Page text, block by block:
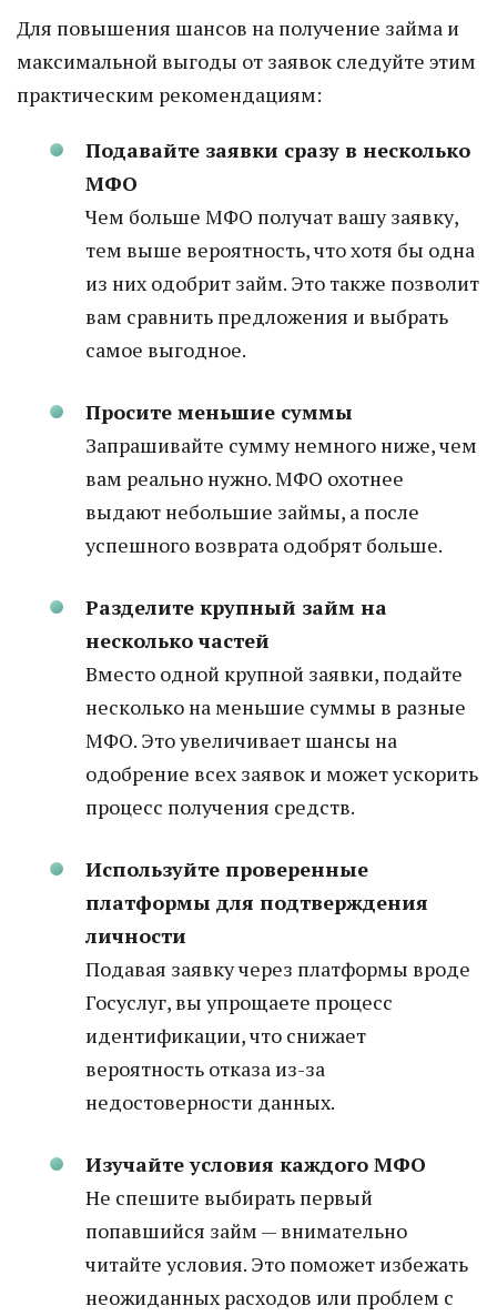
Для повышения шансов на получение займа и
максимальной выгоды от заявок следуйте этим
практическим рекомендациям:
Подавайте заявки сразу в несколько
МФО
Чем больше МФО получат вашу заявку,
тем выше вероятность, что хотя бы одна
из них одобрит займ. Это также позволит
вам сравнить предложения и выбрать
самое выгодное.
Просите меньшие суммы
Запрашивайте сумму немного ниже, чем
вам реально нужно. МФО охотнее
выдают небольшие займы, а после
успешного возврата одобрят больше.
Разделите крупный займ на
несколько частей
Вместо одной крупной заявки, подайте
несколько на меньшие суммы в разные
МФО. Это увеличивает шансы на
одобрение всех заявок и может ускорить
процесс получения средств.
Используйте проверенные
платформы для подтверждения
личности
Подавая заявку через платформы вроде
Госуслуг, вы упрощаете процесс
идентификации, что снижает
вероятность отказа из-за
недостоверности данных.
Изучайте условия каждого МФО
Не спешите выбирать первый
попавшийся займ — внимательно
читайте условия. Это поможет избежать
неожиданных расходов или проблем с